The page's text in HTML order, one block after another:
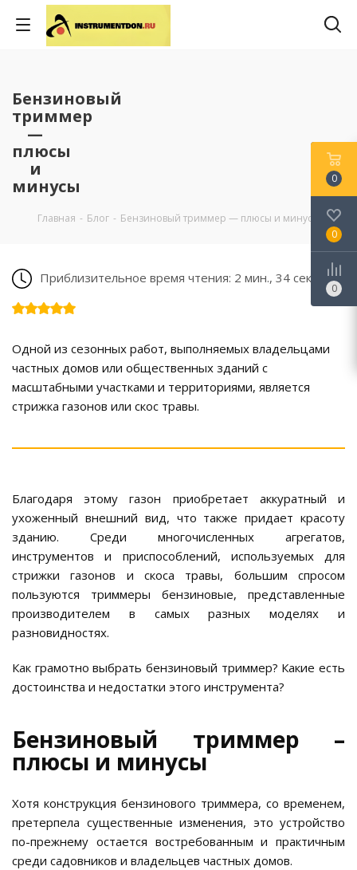
Бензиновый
триммер
—
плюсы
и
минусы
Главная - Блог - Бензиновый триммер — плюсы и минусы
Приблизительное время чтения: 2 мин., 34 сек.
Одной из сезонных работ, выполняемых владельцами
частных домов или общественных зданий с
масштабными участками и территориями, является
стрижка газонов или скос травы.
Благодаря этому газон приобретает аккуратный и
ухоженный внешний вид, что также придает красоту
зданию. Среди многочисленных агрегатов,
инструментов и приспособлений, используемых для
стрижки газонов и скоса травы, большим спросом
пользуются триммеры бензиновые, представленные
производителем в самых разных моделях и
разновидностях.
Как грамотно выбрать бензиновый триммер? Какие есть
достоинства и недостатки этого инструмента?
Бензиновый триммер –
плюсы и минусы
Хотя конструкция бензинового триммера, со временем,
претерпела существенные изменения, это устройство
по-прежнему остается востребованным и практичным
среди садовников и владельцев частных домов.
0
0
0